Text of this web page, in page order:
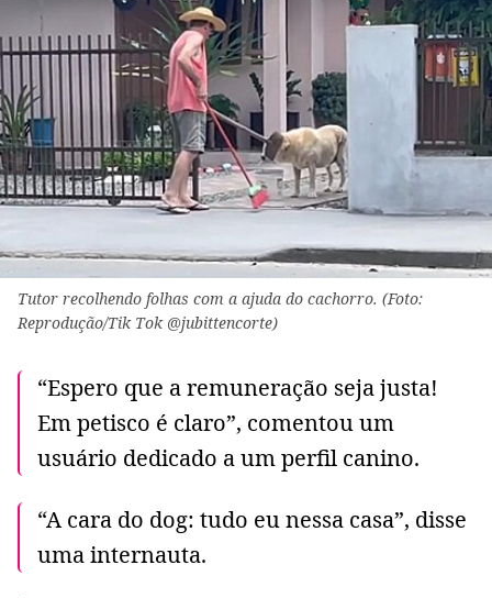
Tutor recolhendo folhas com a ajuda do cachorro. (Foto:
Reprodução/Tik Tok @jubittencorte)
“Espero que a remuneração seja justa!
Em petisco é claro”, comentou um
usuário dedicado a um perfil canino.
“A cara do dog: tudo eu nessa casa”, disse
uma internauta.